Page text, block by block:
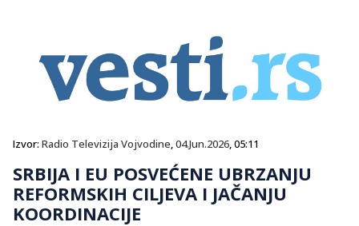
Izvor: Radio Televizija Vojvodine,04.Jun.2026, 05:11
SRBIJA I EU POSVEĆENE UBRZANJU
REFORMSKIH CILJEVA I JAČANJU
KOORDINACIJE